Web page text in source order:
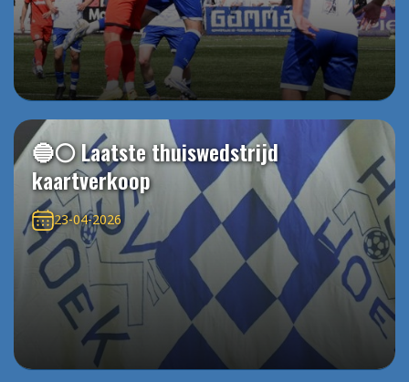
🔵⚪️ Laatste thuiswedstrijd
kaartverkoop
23-04-2026